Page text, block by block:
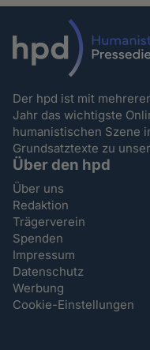
Der hpd ist mit
Jahr das wichtigste
humanistischen Szene
Grundsatztexte zu
Über den hpd
Über uns
Redaktion
Trägerverein
Spenden
Impressum
Datenschutz
Werbung
Cookie-Einstellungen